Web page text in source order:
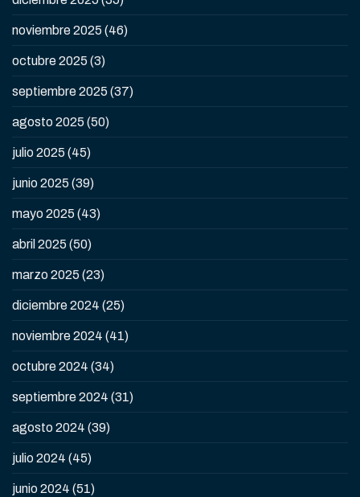
noviembre 2025 (46)
octubre 2025 (3)
septiembre 2025 (37)
agosto 2025 (50)
julio 2025 (45)
junio 2025 (39)
mayo 2025 (43)
abril 2025 (50)
marzo 2025 (23)
diciembre 2024 (25)
noviembre 2024 (41)
octubre 2024 (34)
septiembre 2024 (31)
agosto 2024 (39)
julio 2024 (45)
junio 2024 (51)